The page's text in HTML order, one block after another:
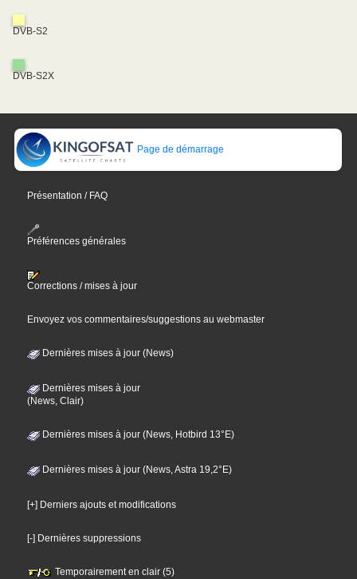
DVB-S2
DVB-S2X
Page de démarrage
Présentation / FAQ
Préférences générales
Corrections / mises à jour
Envoyez vos commentaires/suggestions au webmaster
Dernières mises à jour (News)
Dernières mises à jour
(News, Clair)
Dernières mises à jour (News, Hotbird 13°E)
Dernières mises à jour (News, Astra 19,2°E)
[+] Derniers ajouts et modifications
[-] Dernières suppressions
Temporairement en clair (5)